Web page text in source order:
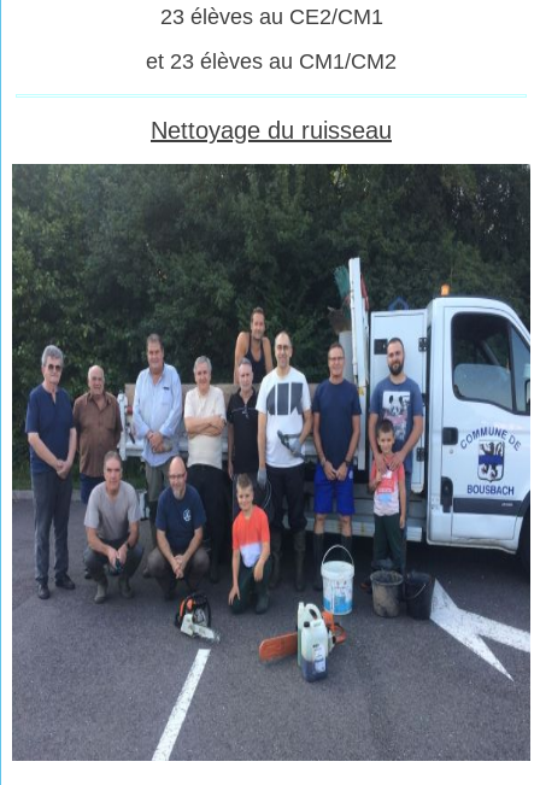
23 élèves au CE2/CM1
et 23 élèves au CM1/CM2
Nettoyage du ruisseau